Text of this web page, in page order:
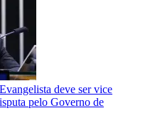
deve ser vice
pelo Governo de